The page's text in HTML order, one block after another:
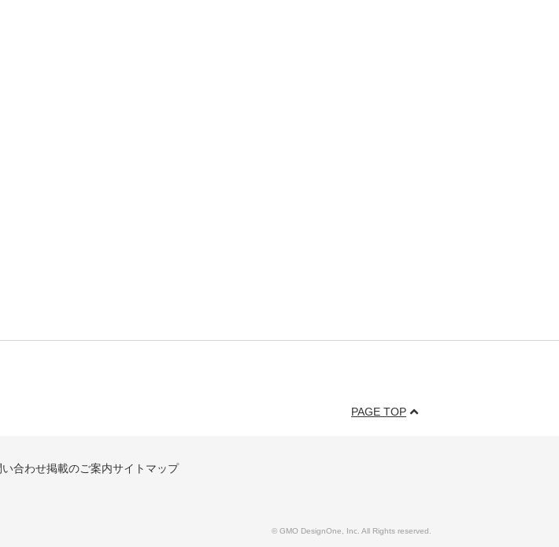
PAGE TOP
い合わせ掲載のご案内サイトマップ
© GMO DesignOne, Inc. All Rights reserved.